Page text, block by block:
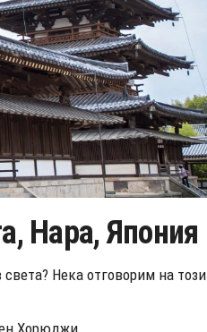
Нара, Япония
Нека отговорим на този
Хорюджи.